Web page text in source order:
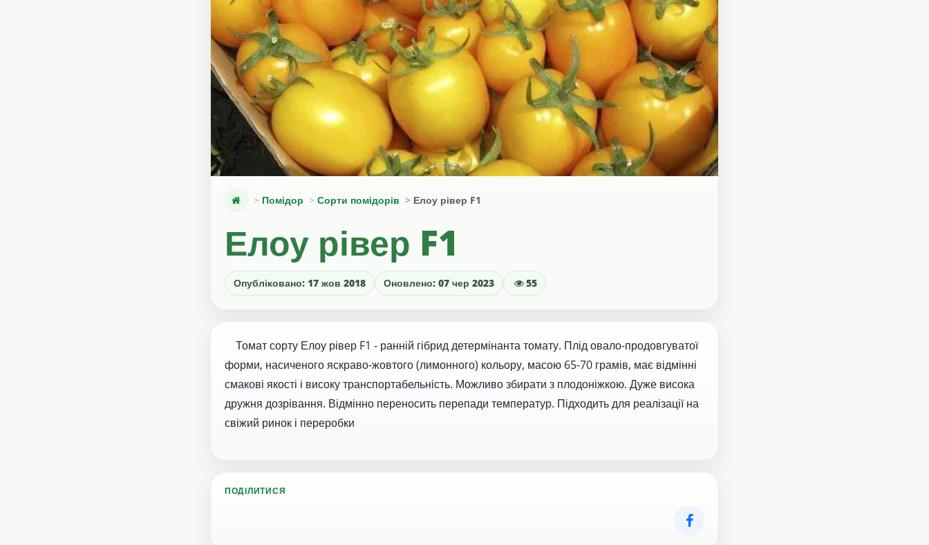
Помідор Сорти помідорів Елоу рівер F1
Елоу рівер F1
Опубліковано: 17 жов 2018 Оновлено: 07 чер 2023 55
Томат сорту Елоу рівер F1 - ранній гібрид детермінанта томату. Плід овало-продовгуватої
форми, насиченого яскраво-жовтого (лимонного) кольору, масою 65-70 грамів, має відмінні
смакові якості і високу транспортабельність. Можливо збирати з плодоніжкою. Дуже висока
дружня дозрівання. Відмінно переносить перепади температур. Підходить для реалізації на
свіжий ринок і переробки
ПОДІЛИТИСЯ